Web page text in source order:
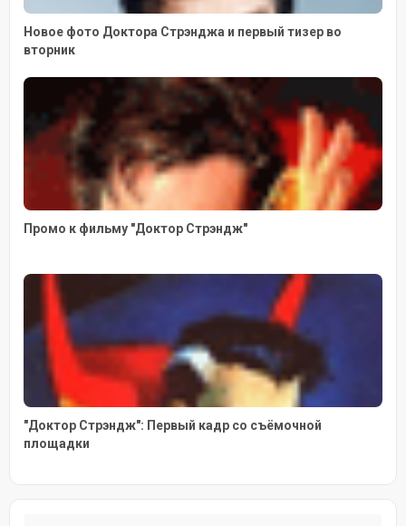
Новое фото Доктора Стрэнджа и первый тизер во
вторник
Промо к фильму "Доктор Стрэндж"
"Доктор Стрэндж": Первый кадр со съёмочной
площадки